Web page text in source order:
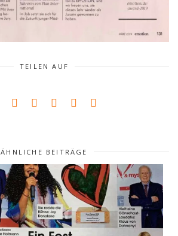
TEILEN AUF
ÄHNLICHE BEITRÄGE